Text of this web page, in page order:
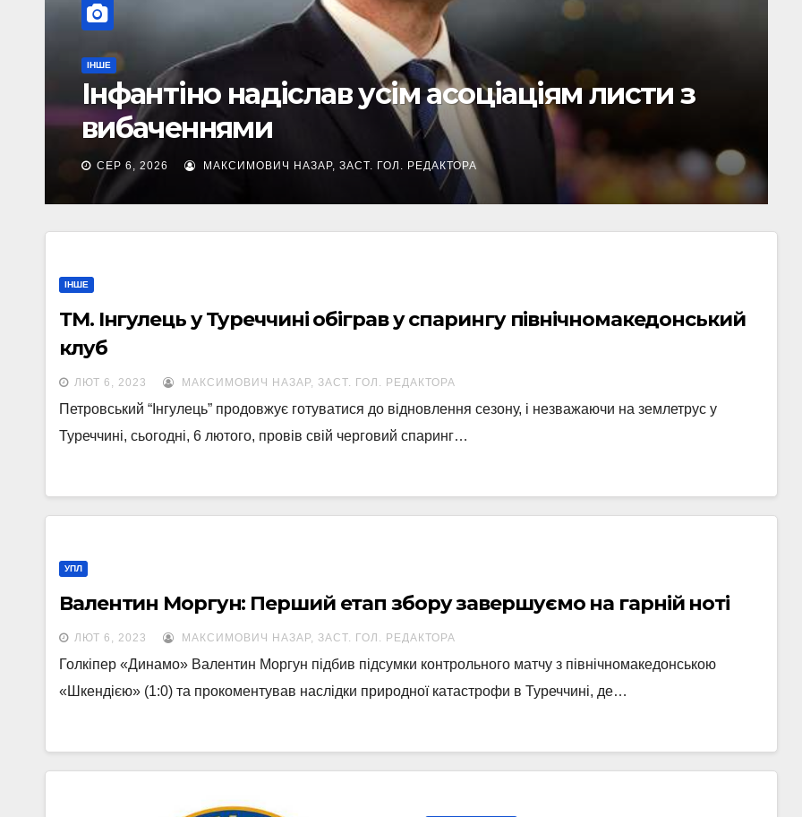
НАШІ ЗА КОРДОНОМ
В Італії розкрили план Тедеско щодо
Довбика в Болоньї
СЕР 6, 2026 МАКСИМОВИЧ НАЗАР, ЗАСТ. ГОЛ. РЕДАКТОРА
ІНШЕ
ТМ. Інгулець у Туреччині обіграв у спарингу північномакедонський
клуб
ЛЮТ 6, 2023 МАКСИМОВИЧ НАЗАР, ЗАСТ. ГОЛ. РЕДАКТОРА
Петровський “Інгулець” продовжує готуватися до відновлення сезону, і незважаючи на землетрус у
Туреччині, сьогодні, 6 лютого, провів свій черговий спаринг…
УПЛ
Валентин Моргун: Перший етап збору завершуємо на гарній ноті
ЛЮТ 6, 2023 МАКСИМОВИЧ НАЗАР, ЗАСТ. ГОЛ. РЕДАКТОРА
Голкіпер «Динамо» Валентин Моргун підбив підсумки контрольного матчу з північномакедонською
«Шкендією» (1:0) та прокоментував наслідки природної катастрофи в Туреччині, де…